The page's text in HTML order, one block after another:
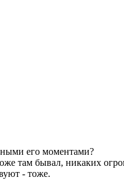
его моментами?
там бывал, никаких
- тоже.